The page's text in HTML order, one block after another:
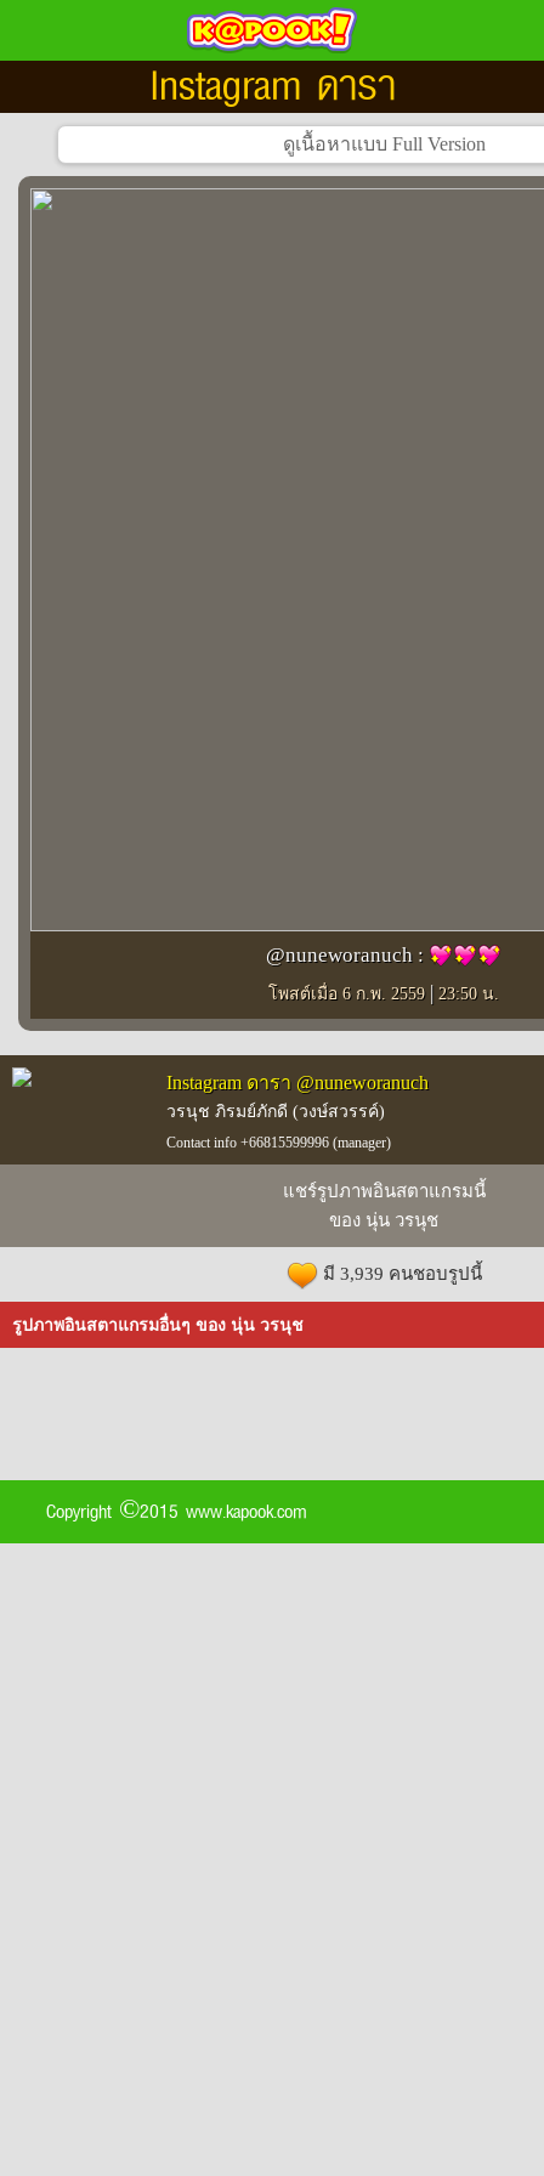
Instagram ดารา
@nuneworanuch :
โพสต์เมื่อ 6 ก.พ. 2559 | 23:50 น.
Instagram ดารา @nuneworanuch
วรนุช ภิรมย์ภักดี (วงษ์สวรรค์)
Contact info +66815599996 (manager)
แชร์รูปภาพอินสตาแกรมนี้
ของ นุ่น วรนุช
มี 3,939 คนชอบรูปนี้
รูปภาพอินสตาแกรมอื่นๆ ของ นุ่น วรนุช
Copyright ©2015 www.kapook.com